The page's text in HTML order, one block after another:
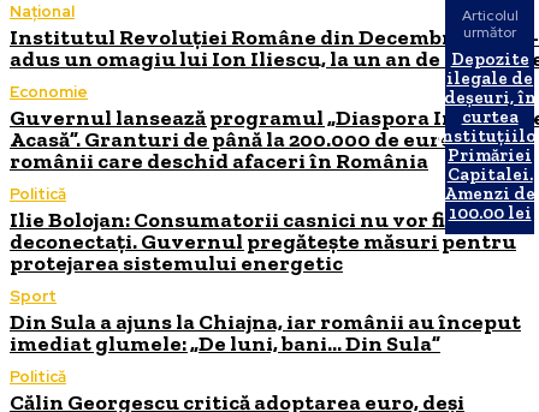
Național
Institutul Revoluției Române din Decembrie 1989
adus un omagiu lui Ion Iliescu, la un an de la
Economie
Guvernul lansează programul „Diaspora
Acasă”. Granturi de până la 200.000 de euro pentru
românii care deschid afaceri în România
Politică
Ilie Bolojan: Consumatorii casnici nu vor fi
deconectați. Guvernul pregătește măsuri pentru
protejarea sistemului energetic
Sport
Din Sula a ajuns la Chiajna, iar românii au început
imediat glumele: „De luni, bani… Din Sula”
Politică
Călin Georgescu critică adoptarea euro, deși
Articolul
următor
Depozite
ilegale de
deșeuri, în
curtea
Primăriei
Capitalei.
Amenzi de
100.00 lei